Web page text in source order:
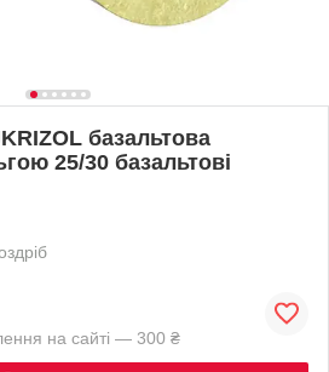
базальтова
25/30 базальтові
на сайті — 300 ₴